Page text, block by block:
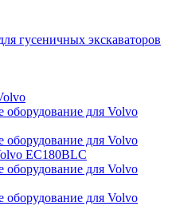
гусеничных экскаваторов
оборудование для Volvo
оборудование для Volvo
EC180BLC
оборудование для Volvo
оборудование для Volvo